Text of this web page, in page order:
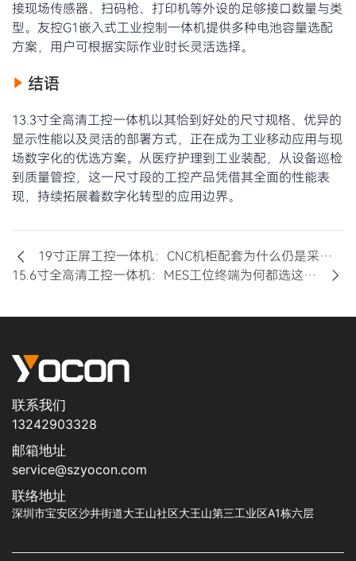
接现场传感器、扫码枪、打印机等外设的足够接口数量与类
型。友控G1嵌入式工业控制一体机提供多种电池容量选配
方案，用户可根据实际作业时长灵活选择。
结语
13.3寸全高清工控一体机以其恰到好处的尺寸规格、优异的
显示性能以及灵活的部署方式，正在成为工业移动应用与现
场数字化的优选方案。从医疗护理到工业装配，从设备巡检
到质量管控，这一尺寸段的工控产品凭借其全面的性能表
现，持续拓展着数字化转型的应用边界。
19寸正屏工控一体机：CNC机柜配套为什么仍是采购刚需
15.6寸全高清工控一体机：MES工位终端为何都选这个尺寸
联系我们
13242903328
邮箱地址
service@szyocon.com
联络地址
深圳市宝安区沙井街道大王山社区大王山第三工业区A1栋六层